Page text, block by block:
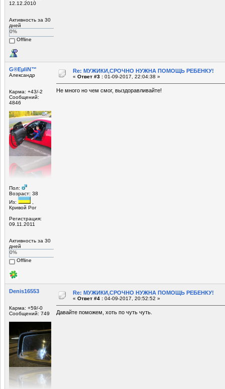
12.12.2010
Активность за 30
дней
0%
Offline
G®EµliN™
Александр
Карма: +43/-2
Сообщений:
4846
Пол:
Возраст: 38
Из:
Кривой Рог
Регистрация:
09.11.2011
Активность за 30
дней
0%
Offline
Re: МУЖИКИ,СРОЧНО НУЖНА ПОМОЩЬ РЕБЕНКУ!
« Ответ #3 : 01-09-2017, 22:04:38 »
Не много но чем смог, выздоравливайте!
Denis16553
Карма: +59/-0
Сообщений: 749
Re: МУЖИКИ,СРОЧНО НУЖНА ПОМОЩЬ РЕБЕНКУ!
« Ответ #4 : 04-09-2017, 20:52:52 »
Давайте поможем, хоть по чуть чуть.